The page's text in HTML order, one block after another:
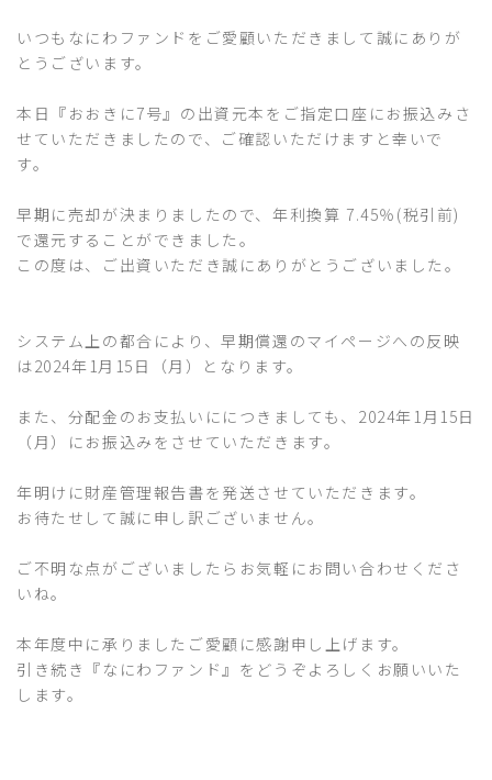
いつもなにわファンドをご愛顧いただきまして誠にありが
とうございます。
本日『おおきに7号』の出資元本をご指定口座にお振込みさ
せていただきましたので、ご確認いただけますと幸いで
す。
早期に売却が決まりましたので、年利換算 7.45％(税引前)
で還元することができました。
この度は、ご出資いただき誠にありがとうございました。
システム上の都合により、早期償還のマイページへの反映
は2024年1月15日（月）となります。
また、分配金のお支払いににつきましても、2024年1月15日
（月）にお振込みをさせていただきます。
年明けに財産管理報告書を発送させていただきます。
お待たせして誠に申し訳ございません。
ご不明な点がございましたらお気軽にお問い合わせくださ
いね。
本年度中に承りましたご愛顧に感謝申し上げます。
引き続き『なにわファンド』をどうぞよろしくお願いいた
します。